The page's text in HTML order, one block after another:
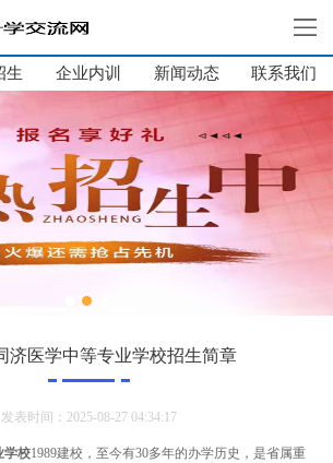
网站首页
大学生培训
单招培训
企业内训
新闻动态
联系我们
生 企业内训 新闻动态 联系我们
济医学中等专业学校招生简章
发表时间：2025-08-27 04:34:17
学校1989建校，至今有30多年的办学历史，是省属重